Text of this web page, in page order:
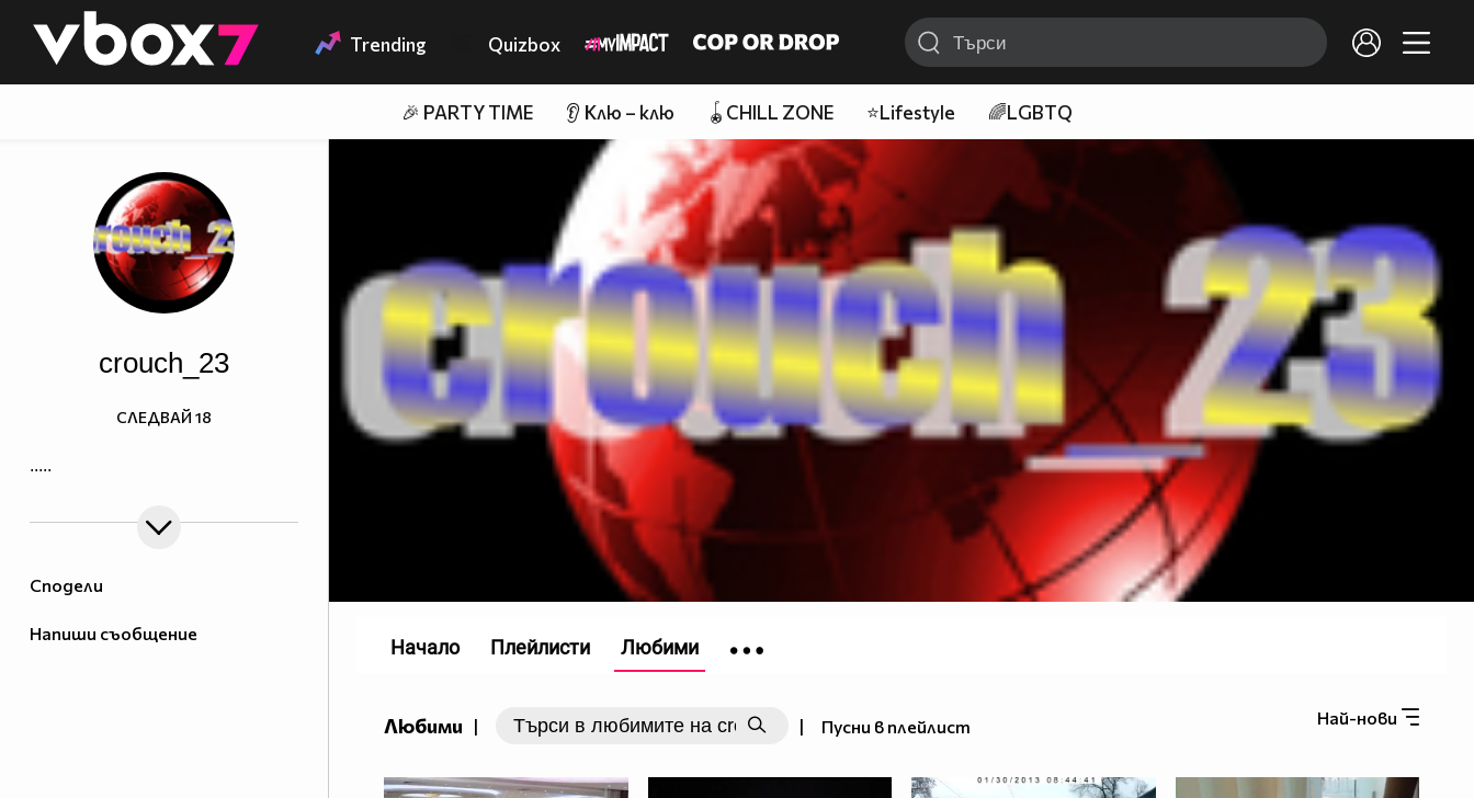
👾 Trending Quizbox
🎉 PARTY TIME 👂 Клю – клю 🪀CHILL ZONE ⭐Lifestyle 🌈LGBTQ
Сподели
Напиши съобщение
crouch_23
.....
СЛЕДВАЙ 18
Любими | | Пусни в плейлист Най-нови
Начало Плейлисти Любими